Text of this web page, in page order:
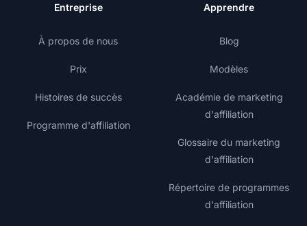
Entreprise
À propos de nous
Prix
Histoires de succès
Programme d'affiliation
Apprendre
Blog
Modèles
Académie de marketing
d'affiliation
Glossaire du marketing
d'affiliation
Répertoire de programmes
d'affiliation